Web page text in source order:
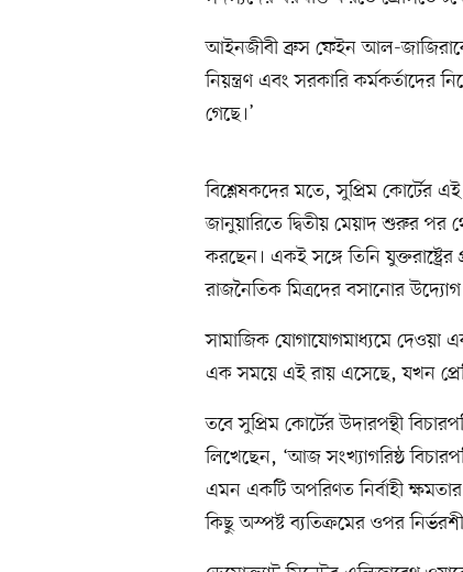
আইনজীবী ব্রুস ফেইন আল-জাজিরাকে
নিয়ন্ত্রণ এবং সরকারি কর্মকর্তাদের
গেছে।’
বিশ্লেষকদের মতে, সুপ্রিম কোর্টের
জানুয়ারিতে দ্বিতীয় মেয়াদ শুরুর পর
করছেন। একই সঙ্গে তিনি
রাজনৈতিক মিত্রদের বসানোর উদ্যোগ
সামাজিক যোগাযোগমাধ্যমে দেওয়া
এক সময়ে এই রায় এসেছে, যখন
তবে সুপ্রিম কোর্টের উদারপন্থী
লিখেছেন, ‘আজ সংখ্যাগরিষ্ঠ
এমন একটি অপরিণত নির্বাহী
কিছু অস্পষ্ট ব্যতিক্রমের ওপর